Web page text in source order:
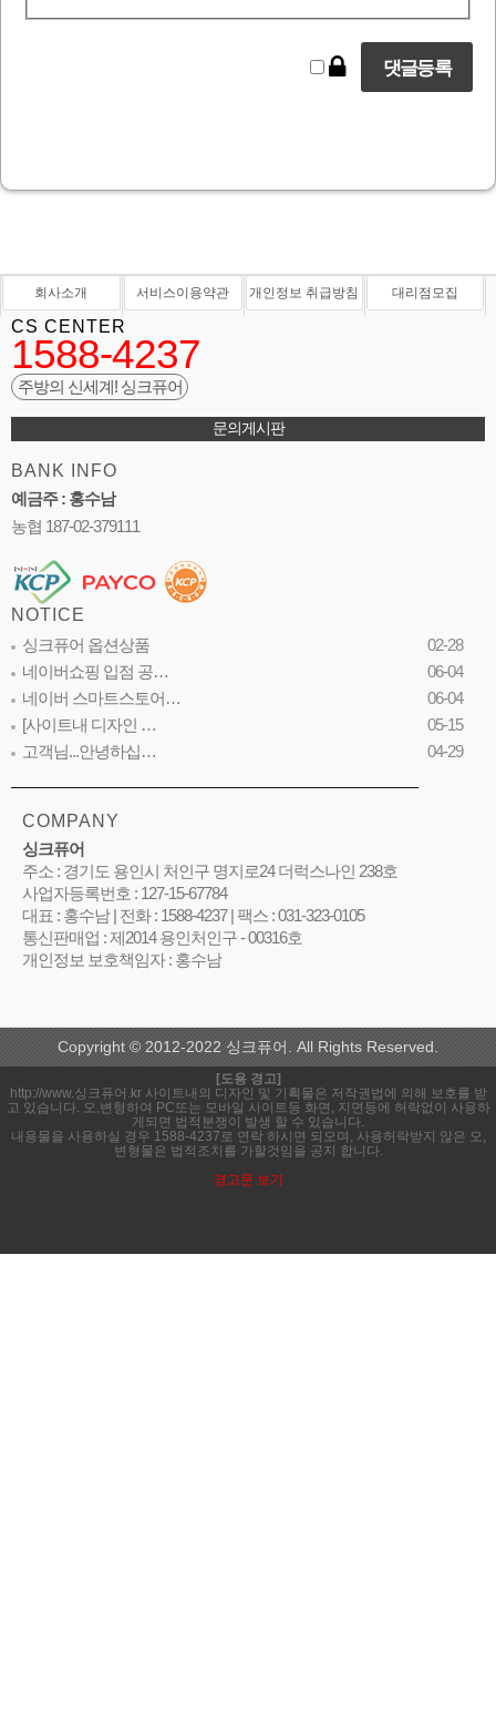
회사소개 서비스이용약관 개인정보 취급방침 대리점모집
CS CENTER
1588-4237
주방의 신세계! 싱크퓨어
문의게시판
BANK INFO
예금주 : 홍수남
농협 187-02-379111
NOTICE
싱크퓨어 옵션상품
02-28
네이버쇼핑 입점 공…
06-04
네이버 스마트스토어…
06-04
[사이트내 디자인 …
05-15
고객님...안녕하십…
04-29
COMPANY
싱크퓨어
주소 : 경기도 용인시 처인구 명지로24 더럭스나인 238호
사업자등록번호 : 127-15-67784
대표 : 홍수남 | 전화 : 1588-4237 | 팩스 : 031-323-0105
통신판매업 : 제2014 용인처인구 - 00316호
개인정보 보호책임자 : 홍수남
Copyright © 2012-2022 싱크퓨어. All Rights Reserved.
[도용 경고]
http://www.싱크퓨어.kr 사이트내의 디자인 및 기획물은 저작권법에 의해 보호를 받
고 있습니다. 오,변형하여 PC또는 모바일 사이트등 화면, 지면등에 허락없이 사용하
게되면 법적분쟁이 발생 할 수 있습니다.
내용물을 사용하실 경우 1588-4237로 연락 하시면 되오며, 사용허락받지 않은 오,
변형물은 법적조치를 가할것임을 공지 합니다.
경고문 보기